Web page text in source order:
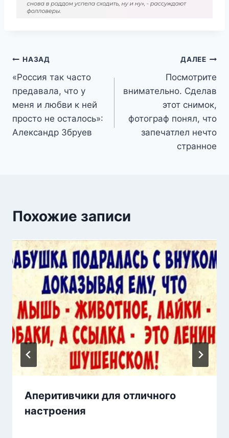
Навигация
по
записям
НАЗАД
«Россия так часто
предавала, что у
меня и любви к ней
просто не осталось»:
Александр Збруев
ДАЛЕЕ
Посмотрите
внимательно. Сделав
этот снимок,
фотограф понял, что
запечатлел нечто
странное
Похожие записи
Аперитивчики для отличного
настроения